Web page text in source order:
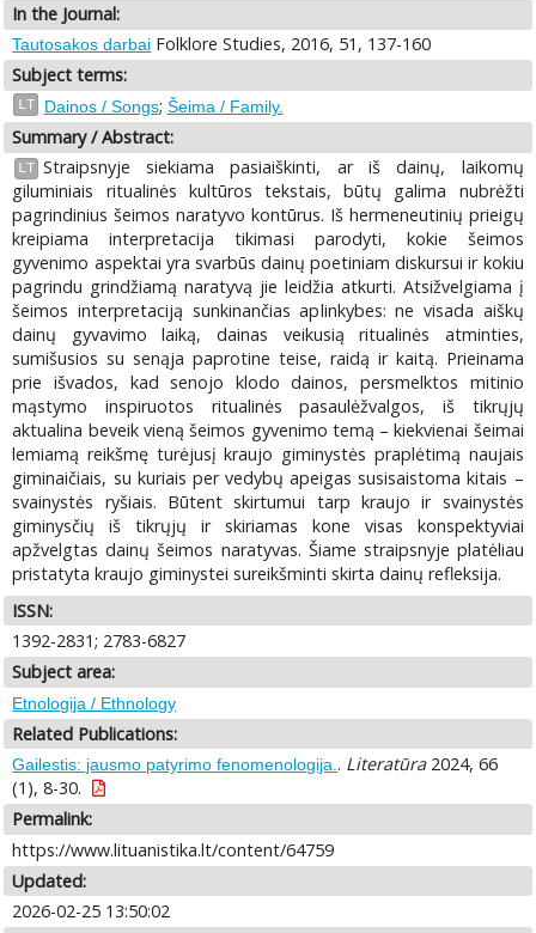
In the Journal:
Tautosakos darbai Folklore Studies, 2016, 51, 137-160
Subject terms:
LT Dainos / Songs; Šeima / Family.
Summary / Abstract:
LT Straipsnyje siekiama pasiaiškinti, ar iš dainų, laikomų
giluminiais ritualinės kultūros tekstais, būtų galima nubrėžti
pagrindinius šeimos naratyvo kontūrus. Iš hermeneutinių prieigų
kreipiama interpretacija tikimasi parodyti, kokie šeimos
gyvenimo aspektai yra svarbūs dainų poetiniam diskursui ir kokiu
pagrindu grindžiamą naratyvą jie leidžia atkurti. Atsižvelgiama į
šeimos interpretaciją sunkinančias aplinkybes: ne visada aiškų
dainų gyvavimo laiką, dainas veikusią ritualinės atminties,
sumišusios su senąja paprotine teise, raidą ir kaitą. Prieinama
prie išvados, kad senojo klodo dainos, persmelktos mitinio
mąstymo inspiruotos ritualinės pasaulėžvalgos, iš tikrųjų
aktualina beveik vieną šeimos gyvenimo temą – kiekvienai šeimai
lemiamą reikšmę turėjusį kraujo giminystės praplėtimą naujais
giminaičiais, su kuriais per vedybų apeigas susisaistoma kitais –
svainystės ryšiais. Būtent skirtumui tarp kraujo ir svainystės
giminysčių iš tikrųjų ir skiriamas kone visas konspektyviai
apžvelgtas dainų šeimos naratyvas. Šiame straipsnyje platėliau
pristatyta kraujo giminystei sureikšminti skirta dainų refleksija.
ISSN:
1392-2831; 2783-6827
Subject area:
Etnologija / Ethnology
Related Publications:
Gailestis: jausmo patyrimo fenomenologija.. Literatūra2024, 66
(1), 8-30.
Permalink:
https://www.lituanistika.lt/content/64759
Updated:
2026-02-25 13:50:02